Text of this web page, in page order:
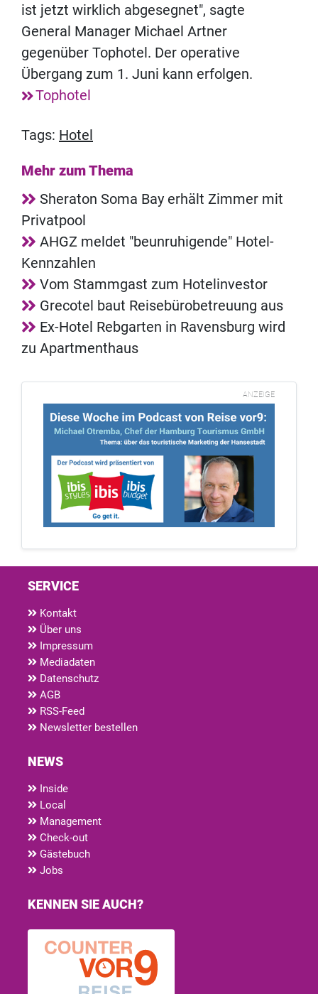
ist jetzt wirklich abgesegnet", sagte
General Manager Michael Artner
gegenüber Tophotel. Der operative
Übergang zum 1. Juni kann erfolgen.
Tophotel
Tags: Hotel
Mehr zum Thema
Sheraton Soma Bay erhält Zimmer mit
Privatpool
AHGZ meldet "beunruhigende" Hotel-
Kennzahlen
Vom Stammgast zum Hotelinvestor
Grecotel baut Reisebürobetreuung aus
Ex-Hotel Rebgarten in Ravensburg wird
zu Apartmenthaus
ANZEIGE
SERVICE
Kontakt
Über uns
Impressum
Mediadaten
Datenschutz
AGB
RSS-Feed
Newsletter bestellen
NEWS
Inside
Local
Management
Check-out
Gästebuch
Jobs
KENNEN SIE AUCH?